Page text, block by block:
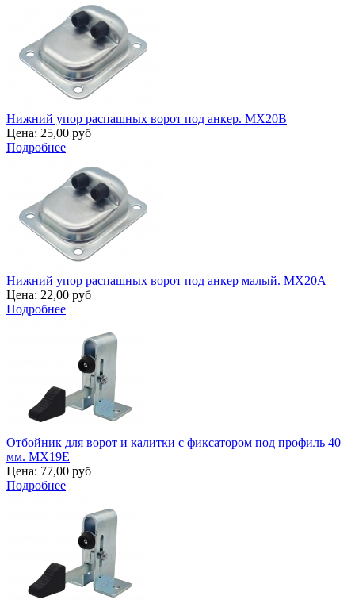
Нижний упор распашных ворот под анкер. MX20B
Цена: 25,00 руб
Подробнее
Нижний упор распашных ворот под анкер малый. MX20A
Цена: 22,00 руб
Подробнее
Отбойник для ворот и калитки с фиксатором под профиль 40
мм. MX19E
Цена: 77,00 руб
Подробнее